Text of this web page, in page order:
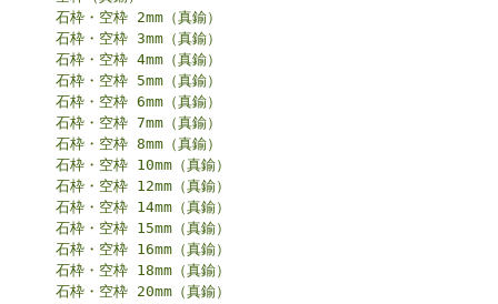
石枠・空枠 2mm（真鍮）
石枠・空枠 3mm（真鍮）
石枠・空枠 4mm（真鍮）
石枠・空枠 5mm（真鍮）
石枠・空枠 6mm（真鍮）
石枠・空枠 7mm（真鍮）
石枠・空枠 8mm（真鍮）
石枠・空枠 10mm（真鍮）
石枠・空枠 12mm（真鍮）
石枠・空枠 14mm（真鍮）
石枠・空枠 15mm（真鍮）
石枠・空枠 16mm（真鍮）
石枠・空枠 18mm（真鍮）
石枠・空枠 20mm（真鍮）